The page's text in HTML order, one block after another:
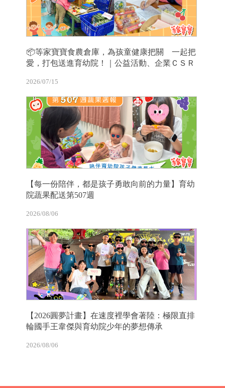
📦等家寶寶食農倉庫，為孩童健康把關 一起把
愛，打包送進育幼院！｜公益活動、企業ＣＳＲ
2026/07/15
【每一份陪伴，都是孩子勇敢向前的力量】育幼
院蔬果配送第507週
2026/08/06
【2026圓夢計畫】在速度裡學會著陸：極限直排
輪國手王韋傑與育幼院少年的夢想傳承
2026/08/06